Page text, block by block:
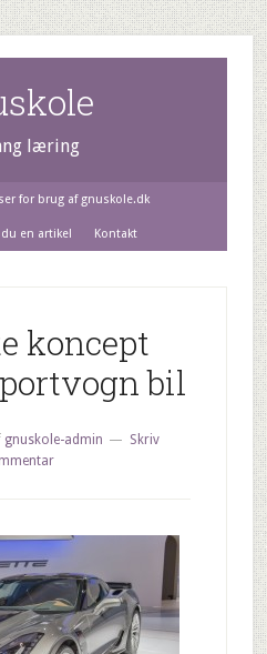
læring
for brug af gnuskole.dk
en artikel Kontakt
koncept
bil
gnuskole-admin
Skriv